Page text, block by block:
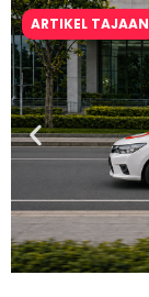
ARTIKEL TAJAAN